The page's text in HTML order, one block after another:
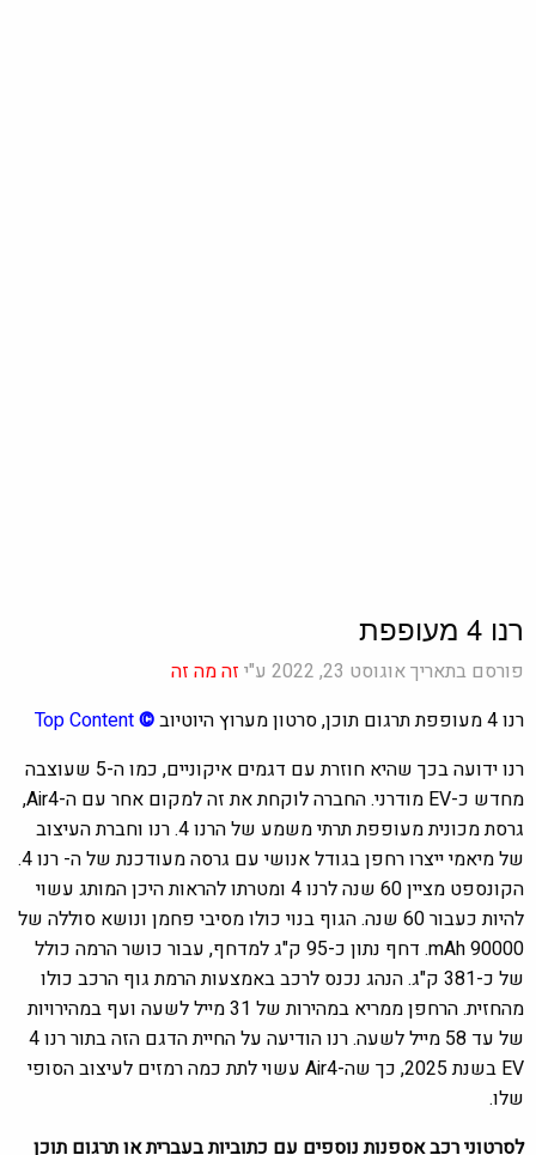
רנו 4 מעופפת
פורסם בתאריך אוגוסט 23, 2022 ע"י
זה מה זה
רנו 4 מעופפת תרגום תוכן, סרטון מערוץ היוטיוב
©
Top Content
רנו ידועה בכך שהיא חוזרת עם דגמים איקוניים, כמו ה-5 שעוצבה
מחדש כ-EV מודרני. החברה לוקחת את זה למקום אחר עם ה-Air4,
גרסת מכונית מעופפת תרתי משמע של הרנו 4. רנו וחברת העיצוב
של מיאמי ייצרו רחפן בגודל אנושי עם גרסה מעודכנת של ה- רנו 4.
הקונספט מציין 60 שנה לרנו 4 ומטרתו להראות היכן המותג עשוי
להיות כעבור 60 שנה. הגוף בנוי כולו מסיבי פחמן ונושא סוללה של
90000 mAh. דחף נתון כ-95 ק"ג למדחף, עבור כושר הרמה כולל
של כ-381 ק"ג. הנהג נכנס לרכב באמצעות הרמת גוף הרכב כולו
מהחזית. הרחפן ממריא במהירות של 31 מייל לשעה ועף במהירויות
של עד 58 מייל לשעה. רנו הודיעה על החיית הדגם הזה בתור רנו 4
EV בשנת 2025, כך שה-Air4 עשוי לתת כמה רמזים לעיצוב הסופי
שלו.
לסרטוני רכב אספנות נוספים עם כתוביות בעברית או תרגום תוכן